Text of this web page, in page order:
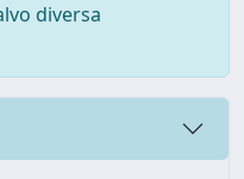
diversa